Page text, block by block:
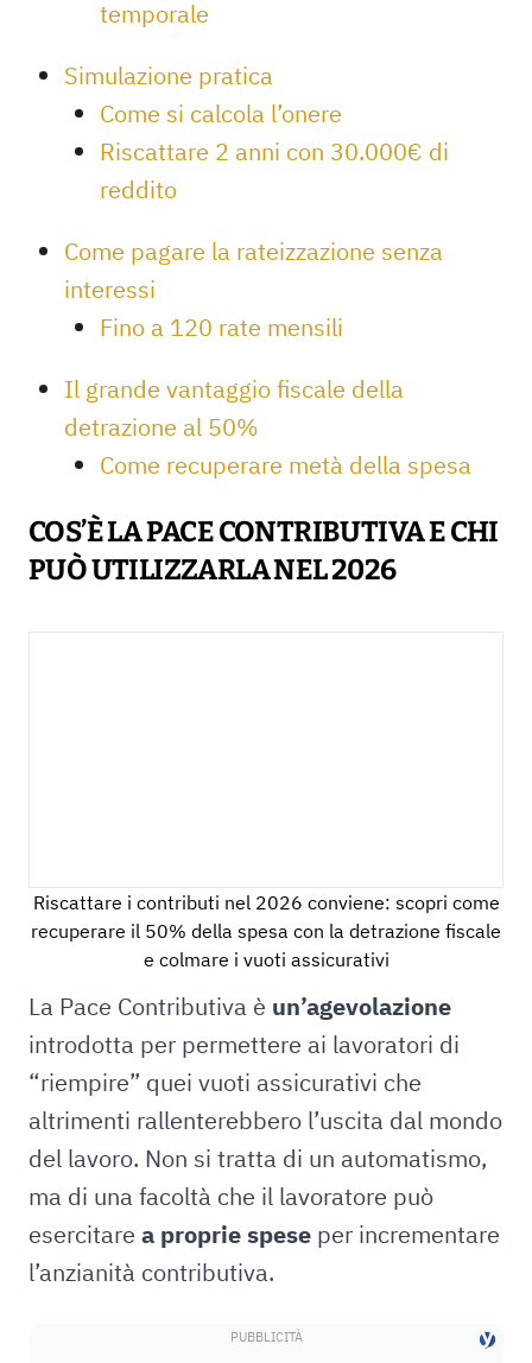
temporale
Simulazione pratica
Come si calcola l’onere
Riscattare 2 anni con 30.000€ di
reddito
Come pagare la rateizzazione senza
interessi
Fino a 120 rate mensili
Il grande vantaggio fiscale della
detrazione al 50%
Come recuperare metà della spesa
COS’È LA PACE CONTRIBUTIVA E CHI
PUÒ UTILIZZARLA NEL 2026
Riscattare i contributi nel 2026 conviene: scopri come
recuperare il 50% della spesa con la detrazione fiscale
e colmare i vuoti assicurativi
La Pace Contributiva è un’agevolazione
introdotta per permettere ai lavoratori di
“riempire” quei vuoti assicurativi che
altrimenti rallenterebbero l’uscita dal mondo
del lavoro. Non si tratta di un automatismo,
ma di una facoltà che il lavoratore può
esercitare a proprie spese per incrementare
l’anzianità contributiva.